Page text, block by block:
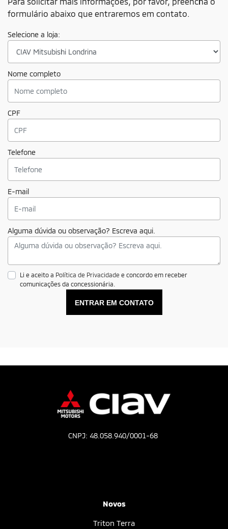
formulário abaixo que entraremos em contato.
Selecione a loja:
Nome completo
CPF
Telefone
E-mail
Alguma dúvida ou observação? Escreva aqui.
Li e aceito a Política de Privacidade e concordo em receber
comunicações da concessionária.
ENTRAR EM CONTATO
CNPJ: 48.058.940/0001-68
Novos
Triton Terra